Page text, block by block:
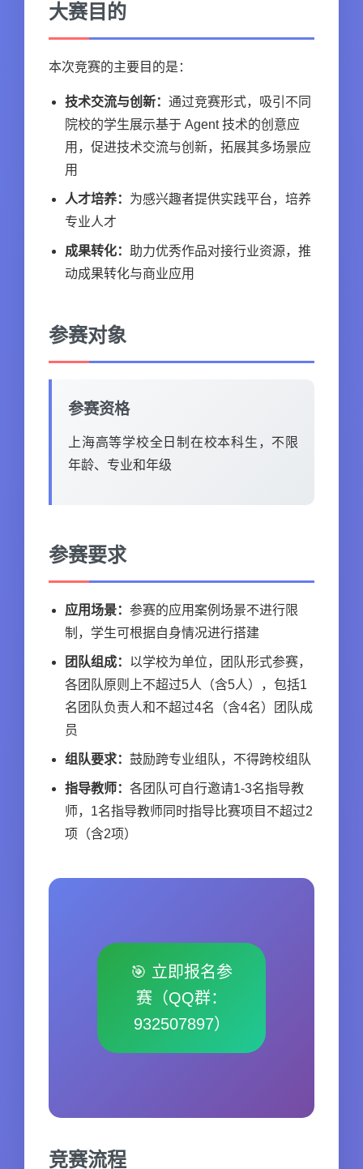
大赛目的
本次竞赛的主要目的是：
技术交流与创新： 通过竞赛形式，吸引不同
院校的学生展示基于 Agent 技术的创意应
用，促进技术交流与创新，拓展其多场景应
用
人才培养： 为感兴趣者提供实践平台，培养
专业人才
成果转化： 助力优秀作品对接行业资源，推
动成果转化与商业应用
参赛对象
参赛资格
上海高等学校全日制在校本科生，不限
年龄、专业和年级
参赛要求
应用场景： 参赛的应用案例场景不进行限
制，学生可根据自身情况进行搭建
团队组成： 以学校为单位，团队形式参赛，
各团队原则上不超过5人（含5人），包括1
名团队负责人和不超过4名（含4名）团队成
员
组队要求： 鼓励跨专业组队，不得跨校组队
指导教师： 各团队可自行邀请1-3名指导教
师，1名指导教师同时指导比赛项目不超过2
项（含2项）
🎯 立即报名参
赛（QQ群：
932507897）
竞赛流程